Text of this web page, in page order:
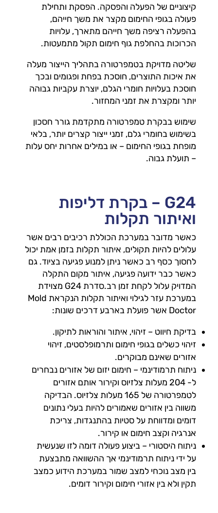
קיצוניים של הפעלה והפסקה. הפסקת ותחילת
פעולה בגופי החימום מקצר את משך חייהם,
בהפעלה רציפה משך חייהם מתארך, עלויות
הכרוכות בהחלפת גוף חימום תקול מתמעטות.
שליטה מדויקת בטמפרטורה בתהליך הייצור מעלה
את איכות התוצרים, חוסכת בפחת ופגומים ובכך
חוסכת בעלויות חומרי הגלם, יוצרת עקביות גבוהה
יותר ומקצרת את זמני המחזור.
שימוש בבקרת טמפרטורה מתקדמת גורר חסכון
בשימוש בחומרי גלם, זמני ייצור קצרים יותר, בלאי
מופחת בגופי החימום – או במילים אחרות יחס עלות
– תועלת גבוה.
G24 – בקרת דליפות
ואיתור תקלות
כאשר מדובר במערכת הכוללת רכיבים רבים אשר
עלולים להיות תקולים, איתור תקלות בזמן אמת יכול
לחסוך כסף רב כאשר ניתן למנוע פגיעה בציוד. גם
כאשר כבר ידועה פגיעה, איתור מקום התקלה
המדויק עלול לקחת זמן רב.סדרת G24 מצוידת
במערכת עזר לגילוי ואיתור תקלות הנקראת Mold
Doctor אשר פועלת בארבע דרכים שונות:
בדיקת חיווט – זיהוי, איתור והוראות לתיקון.
זיהוי כשלים בגופי חימום ותרמופלסטים, זיהוי
אזורים שאינם מבוקרים.
ניתוח תרמודינמי – חימום יזום של אזורים נבחרים
ל- 204 מעלות צלזיוס וקירור אותם אזורים
לטמפרטורה של 165 מעלות צלזיוס. הבדיקה
משווה בין אזורים שאמורים להיות בעלי נתונים
דומים ומדווחת על סטיות בהתנגדות, צריכת
אנרגיה וקצב חימום או קירור.
ניתוח היסטורי – ביצוע פעולה דומה לזו שנעשית
על ידי ניתוח תרמודינמי אך ההשוואה מתבצעת
בין מצב נוכחי למצב שמור במערכת הידוע כמצב
תקין ולא בין אזורי חימום וקירור דומים.